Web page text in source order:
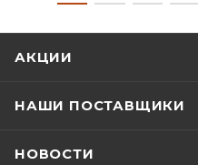
АКЦИИ
НАШИ ПОСТАВЩИКИ
НОВОСТИ